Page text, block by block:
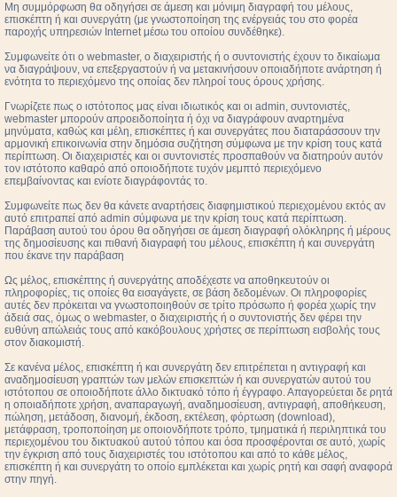
Μη συμμόρφωση θα οδηγήσει σε άμεση και μόνιμη διαγραφή του μέλους,
επισκέπτη ή και συνεργάτη (με γνωστοποίηση της ενέργειάς του στο φορέα
παροχής υπηρεσιών Internet μέσω του οποίου συνδέθηκε).
Συμφωνείτε ότι ο webmaster, ο διαχειριστής ή ο συντονιστής έχουν το δικαίωμα
να διαγράψουν, να επεξεργαστούν ή να μετακινήσουν οποιαδήποτε ανάρτηση ή
ενότητα το περιεχόμενο της οποίας δεν πληροί τους όρους χρήσης.
Γνωρίζετε πως ο ιστότοπος μας είναι ιδιωτικός και οι admin, συντονιστές,
webmaster μπορούν απροειδοποίητα ή όχι να διαγράφουν αναρτημένα
μηνύματα, καθώς και μέλη, επισκέπτες ή και συνεργάτες που διαταράσσουν την
αρμονική επικοινωνία στην δημόσια συζήτηση σύμφωνα με την κρίση τους κατά
περίπτωση. Οι διαχειριστές και οι συντονιστές προσπαθούν να διατηρούν αυτόν
τον ιστότοπο καθαρό από οποιοδήποτε τυχόν μεμπτό περιεχόμενο
επεμβαίνοντας και ενίοτε διαγράφοντάς το.
Συμφωνείτε πως δεν θα κάνετε αναρτήσεις διαφημιστικού περιεχομένου εκτός αν
αυτό επιτραπεί από admin σύμφωνα με την κρίση τους κατά περίπτωση.
Παράβαση αυτού του όρου θα οδηγήσει σε άμεση διαγραφή ολόκληρης ή μέρους
της δημοσίευσης και πιθανή διαγραφή του μέλους, επισκέπτη ή και συνεργάτη
που έκανε την παράβαση
Ως μέλος, επισκέπτης ή συνεργάτης αποδέχεστε να αποθηκευτούν οι
πληροφορίες, τις οποίες θα εισαγάγετε, σε βάση δεδομένων. Οι πληροφορίες
αυτές δεν πρόκειται να γνωστοποιηθούν σε τρίτο πρόσωπο ή φορέα χωρίς την
άδειά σας, όμως ο webmaster, ο διαχειριστής ή ο συντονιστής δεν φέρει την
ευθύνη απώλειάς τους από κακόβουλους χρήστες σε περίπτωση εισβολής τους
στον διακομιστή.
Σε κανένα μέλος, επισκέπτη ή και συνεργάτη δεν επιτρέπεται η αντιγραφή και
αναδημοσίευση γραπτών των μελών επισκεπτών ή και συνεργατών αυτού του
ιστότοπου σε οποιοδήποτε άλλο δικτυακό τόπο ή έγγραφο. Απαγορεύεται δε ρητά
η οποιαδήποτε χρήση, αναπαραγωγή, αναδημοσίευση, αντιγραφή, αποθήκευση,
πώληση, μετάδοση, διανομή, έκδοση, εκτέλεση, φόρτωση (download),
μετάφραση, τροποποίηση με οποιονδήποτε τρόπο, τμηματικά ή περιληπτικά του
περιεχομένου του δικτυακού αυτού τόπου και όσα προσφέρονται σε αυτό, χωρίς
την έγκριση από τους διαχειριστές του ιστότοπου και από το κάθε μέλος,
επισκέπτη ή και συνεργάτη το οποίο εμπλέκεται και χωρίς ρητή και σαφή αναφορά
στην πηγή.